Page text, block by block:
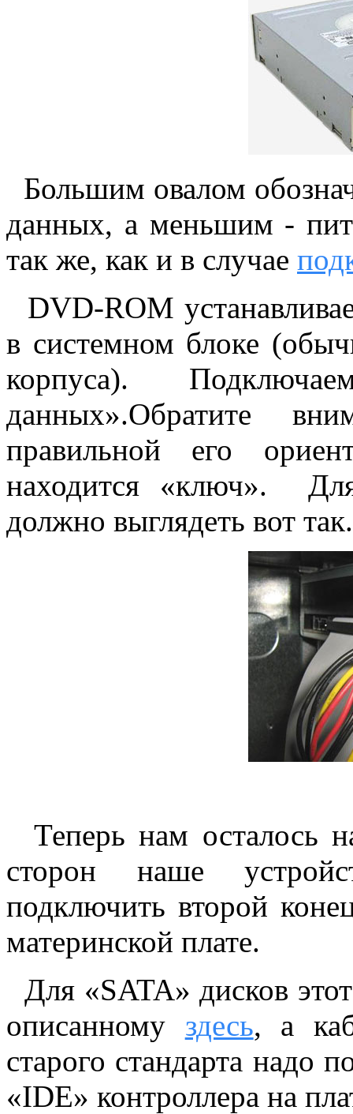
Большим овалом
данных, а меньшим -
так же, как и в случае
DVD-ROM
в системном блоке
корпуса).
данных».Обратите
правильной его
находится «ключ».
должно выглядеть вот так.
Теперь нам осталось
сторон наше
подключить второй
материнской плате.
Для «SATA» дисков
описанному здесь, а
старого стандарта надо
«IDE» контроллера на